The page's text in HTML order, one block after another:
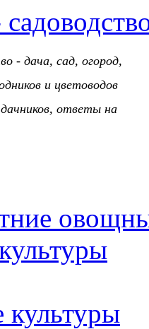
- дача, сад, огород,
и цветоводов
ответы на
культуры